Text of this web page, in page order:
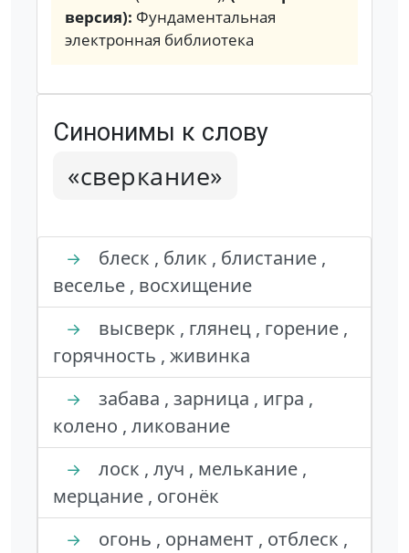
версия): Фундаментальная
электронная библиотека
Синонимы к слову
«сверкание»
→
блеск , блик , блистание ,
веселье , восхищение
→
высверк , глянец , горение ,
горячность , живинка
→
забава , зарница , игра ,
колено , ликование
→
лоск , луч , мелькание ,
мерцание , огонёк
→
огонь , орнамент , отблеск ,